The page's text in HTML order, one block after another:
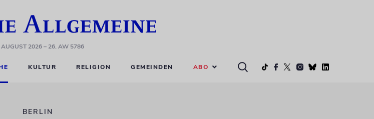
2026– 26. AW 5786
KULTUR RELIGION GEMEINDEN ABO
BERLIN